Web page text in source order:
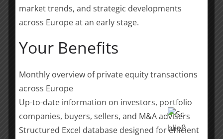
gewinnbringend verkaufen möchten. Im Small- und
Mid-Cap-Segment bis 50 Mio. EUR Umsatz ist die
Kompressorenbranche und begleitet die Unternehmer
und ihre Familien neben dem Tagesgeschäft diskret,
unabhängig und erfolgreich durch den
Verkaufsprozess. In diesem Prozess findet die
intelligentis marktpreisbasiert und rein
erfolgsabhängig den Käufer mit dem höchsten
Interesse. –www.intelligentis.de
market trends, and strategic developments
across Europe at an early stage.
Your Benefits
Monthly overview of private equity transactions
across Europe
Up-to-date information on investors, portfolio
companies, buyers, sellers, and M&A advisers
Structured Excel database designed for efficient